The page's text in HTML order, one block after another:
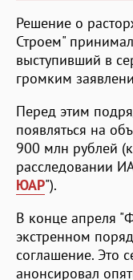
Решение о
Строем"
выступивший в
громким
Перед этим
появляться на
900 млн рублей
расследовании
ЮАР").
В конце апреля
экстренном
соглашение. Это
анонсировал